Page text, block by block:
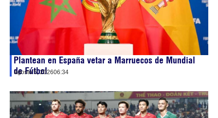
Plantean en España vetar a Marruecos de Mundial
de Fútbol
agosto 5, 202606:34